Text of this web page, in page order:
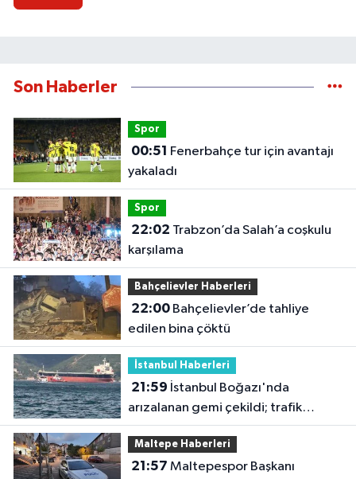
Son Haberler
Spor
00:51
yakaladı
Spor
22:02
karşılama
Bahçelievler Haberleri
22:00Bahçelievler’de tahliye
edilen bina çöktü
İstanbul Haberleri
21:59
arızalanan gemi çekildi; trafik
yeniden açıldı
Maltepe Haberleri
21:57